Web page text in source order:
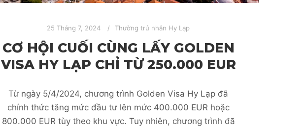
25 Tháng 7, 2024 Thường trú nhân Hy Lạp
CƠ HỘI CUỐI CÙNG LẤY GOLDEN
VISA HY LẠP CHỈ TỪ 250.000 EUR
Từ ngày 5/4/2024, chương trình Golden Visa Hy Lạp đã
chính thức tăng mức đầu tư lên mức 400.000 EUR hoặc
800.000 EUR tùy theo khu vực. Tuy nhiên, chương trình đã